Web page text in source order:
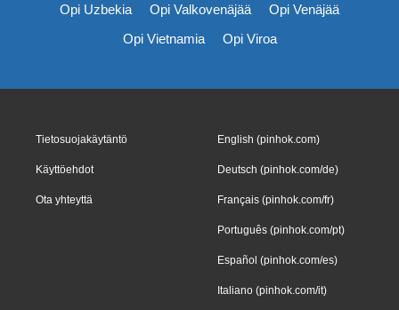
Opi Uzbekia
Opi Valkovenäjää
Opi Venäjää
Opi Vietnamia
Opi Viroa
Tietosuojakäytäntö
Käyttöehdot
Ota yhteyttä
English (pinhok.com)
Deutsch (pinhok.com/de)
Français (pinhok.com/fr)
Português (pinhok.com/pt)
Español (pinhok.com/es)
Italiano (pinhok.com/it)